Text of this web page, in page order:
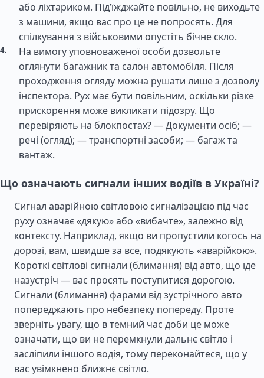
або ліхтариком. Під’їжджайте повільно, не виходьте
з машини, якщо вас про це не попросять. Для
спілкування з військовими опустіть бічне скло.
На вимогу уповноваженої особи дозвольте
оглянути багажник та салон автомобіля. Після
проходження огляду можна рушати лише з дозволу
інспектора. Рух має бути повільним, оскільки різке
прискорення може викликати підозру. Що
перевіряють на блокпостах? — Документи осіб; —
речі (огляд); — транспортні засоби; — багаж та
вантаж.
Що означають сигнали інших водіїв в Україні?
Сигнал аварійною світловою сигналізацією під час
руху означає «дякую» або «вибачте», залежно від
контексту. Наприклад, якщо ви пропустили когось на
дорозі, вам, швидше за все, подякують «аварійкою».
Короткі світлові сигнали (блимання) від авто, що їде
назустріч — вас просять поступитися дорогою.
Сигнали (блимання) фарами від зустрічного авто
попереджають про небезпеку попереду. Проте
зверніть увагу, що в темний час доби це може
означати, що ви не перемкнули дальнє світло і
засліпили іншого водія, тому переконайтеся, що у
вас увімкнено ближнє світло.